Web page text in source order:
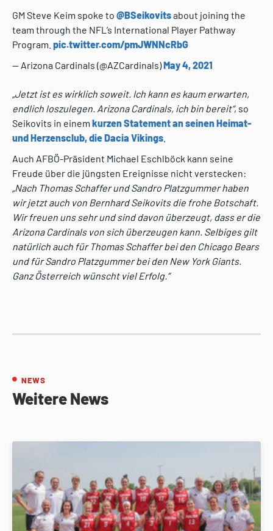
GM Steve Keim spoke to @BSeikovitsabout joining the
team through the NFL’s International Player Pathway
Program. pic.twitter.com/pmJWNNcRbG
— Arizona Cardinals (@AZCardinals)May 4, 2021
„Jetzt ist es wirklich soweit. Ich kann es kaum erwarten,
endlich loszulegen. Arizona Cardinals, ich bin bereit“, so
Seikovits in einem kurzen Statement an seinen Heimat-
und Herzensclub, die Dacia Vikings
Auch AFBÖ-Präsident Michael Eschlböck kann seine
Freude über die jüngsten Ereignisse nicht verstecken:
„Nach Thomas Schaffer und Sandro Platzgummer haben
wir jetzt auch von Bernhard Seikovits die frohe Botschaft.
Wir freuen uns sehr und sind davon überzeugt, dass er die
Arizona Cardinals von sich überzeugen kann. Selbiges gilt
natürlich auch für Thomas Schaffer bei den Chicago Bears
und für Sandro Platzgummer bei den New York Giants.
Ganz Österreich wünscht viel Erfolg.“
NEWS
Weitere News